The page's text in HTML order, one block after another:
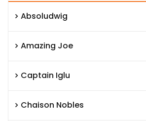
Absoludwig
Amazing Joe
Captain Iglu
Chaison Nobles